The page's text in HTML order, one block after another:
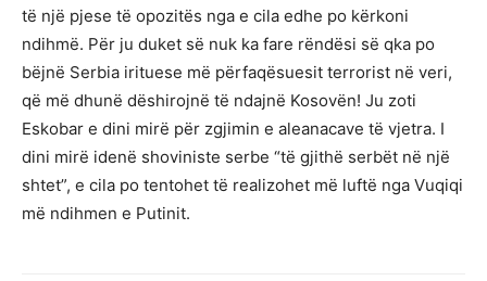
të një pjese të opozitës nga e cila edhe po kërkoni
ndihmë. Për ju duket së nuk ka fare rëndësi së qka po
bëjnë Serbia irituese më përfaqësuesit terrorist në veri,
që më dhunë dëshirojnë të ndajnë Kosovën! Ju zoti
Eskobar e dini mirë për zgjimin e aleanacave të vjetra. I
dini mirë idenë shoviniste serbe “të gjithë serbët në një
shtet”, e cila po tentohet të realizohet më luftë nga Vuqiqi
më ndihmen e Putinit.